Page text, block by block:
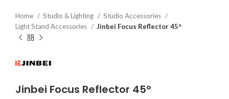
Home Studio & Lighting
Studio Accessories
Light Stand Accessories
Jinbei Focus Reflector 45°
Jinbei Focus Reflector 45°